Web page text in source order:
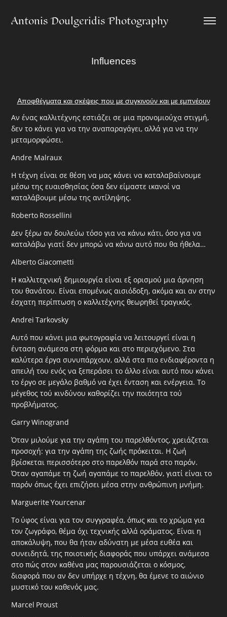
Antonis Doulgeridis Photography
Influences
Αποφθέγματα και σκέψεις που με συγκινούν και με εμπνέουν
Αν ένας καλλιτέχνης εστιάζει σε μια προνομιούχαστιγμή,
δεν το κάνει για να την αναπαραγάγει, αλλά για να την
μεταμορφώσει.
Andre Malraux
Η τέχνη είναι σε θέση να μας κάνει να καταλαβαίνουμε
μέσω της ευαισθησίας όσα δεν είμαστε ικανοί να
καταλάβουμε μέσω της αντίληψης.
Roberto Rossellini
Δεν ξέρω αν δουλεύω τόσο για να κάνω κάτι, όσο για να
καταλάβω γιατί δεν μπορώ να κάνω αυτό που θα ήθελα…
AlbertoGiacometti
Η καλλιτεχνική δημιουργία είναι εξ ορισμού μια άρνηση
του θανάτου. Είναι επομένως αισιόδοξη, ακόμα και αν στην
έσχατη περίπτωση ο καλλιτέχνης θεωρηθεί τραγικός.
Andrei Tarkovsky
Αυτό που κάνει μια φωτογραφία να λειτουργεί είναι η
ένταση ανάμεσα στη φόρμα και στο περιεχόμενο. Στα
καλύτερα έργα συνυπάρχουν, αλλά στα πιο ενδιαφέροντα η
απειλή του ενός να ξεπεράσει το άλλο είναι αυτό που κάνει
το έργο σε μεγάλο βαθμό να έχει ένταση και ενέργεια. Το
μέγεθος τού κινδύνου καθορίζει την ποιότητα τού
προβλήματος.
GarryWinogrand
Όταν μιλούμε για την αγάπη του παρελθόντος, χρειάζεται
προσοχή: για την αγάπη της ζωής πρόκειται. Η ζωή
βρίσκεται περισσότερο στο παρελθόν παρά στο παρόν.
Όταν αγαπάμε τη ζωή αγαπάμε το παρελθόν, γιατί είναι το
παρόν όπως έχει επιζήσει μέσα στην ανθρώπινη μνήμη.
MargueriteYourcenar
To ύφος είναι για τον συγγραφέα, όπως και το χρώμα για
τον ζωγράφο, θέμα όχι τεχνικής αλλά οράματος. Είναι η
αποκάλυψη, που θα ήταν αδύνατη με μέσα ευθέα και
συνειδητά, της ποιοτικής διαφοράς που υπάρχει ανάμεσα
στο πώς στον καθένα μας παρουσιάζεται ο κόσμος,
διαφορά που αν δεν υπήρχε η τέχνη, θα έμενε το αιώνιο
μυστικό του καθενός μας.
Marcel Proust